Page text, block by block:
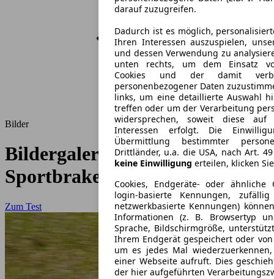
Bilder
Bildergalerie: Jaguar XFR-S
Sportbrake - Vaterfreuden
Zum Test
darauf zuzugreifen.
Dadurch ist es möglich,
Ihren Interessen auszuspielen,
und dessen Verwendung zu
unten rechts, um dem Einsatz
Cookies und der damit
personenbezogener Daten
links, um eine detaillierte Auswahl
treffen oder um der Verarbeitung
widersprechen, soweit diese auf
Interessen erfolgt. Die
Übermittlung bestimmter
Drittländer, u.a. die USA, nach Art. 49
keine Einwilligung erteilen, klicken
Cookies, Endgeräte- oder ähnliche
login-basierte Kennungen,
netzwerkbasierte Kennungen)
Informationen (z. B. Browsertyp
Sprache, Bildschirmgröße,
Ihrem Endgerät gespeichert oder
um es jedes Mal
einer Webseite aufruft. Dies
der hier aufgeführten